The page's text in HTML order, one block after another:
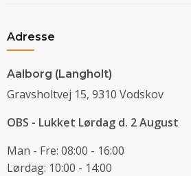
Adresse
Aalborg (Langholt)
Gravsholtvej 15, 9310 Vodskov
OBS - Lukket Lørdag d. 2 August
Man - Fre: 08:00 - 16:00
Lørdag: 10:00 - 14:00